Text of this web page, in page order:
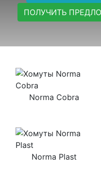
ПОЛУЧИТЬ
Norma Cobra
Norma Plast